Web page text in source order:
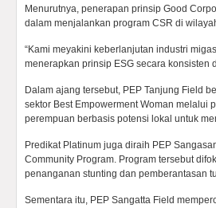
Menurutnya, penerapan prinsip Good
dalam menjalankan program CSR di
“Kami meyakini keberlanjutan industri
menerapkan prinsip ESG secara konsisten
Dalam ajang tersebut, PEP Tanjung Field
sektor Best Empowerment Woman melalui
perempuan berbasis potensi lokal untuk
Predikat Platinum juga diraih PEP
Community Program. Program tersebut
penanganan stunting dan pemberantasan
Sementara itu, PEP Sangatta Field